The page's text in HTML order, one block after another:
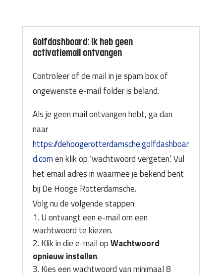
Golfdashboard: Ik heb geen
activatiemail ontvangen
Controleer of de mail in je spam box of
ongewenste e-mail folder is beland.
Als je geen mail ontvangen hebt, ga dan
naar
https://dehoogerotterdamsche.golfdashboar
d.comen klik op ‘wachtwoord vergeten’. Vul
het email adres in waarmee je bekend bent
bij De Hooge Rotterdamsche.
Volg nu de volgende stappen:
U ontvangt een e-mail om een
wachtwoord te kiezen.
Klik in die e-mail opWachtwoord
opnieuw instellen.
Kies een wachtwoord van minimaal 8